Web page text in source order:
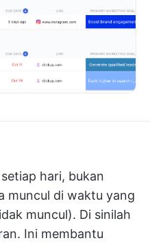
hari, bukan
muncul di waktu yang
muncul). Di sinilah
Ini membantu